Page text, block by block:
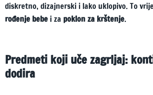
diskretno, dizajnerski i lako uklopivo. To
rođenje bebe i za poklon za krštenje.
Predmeti koji uče zagrljaj:
dodira